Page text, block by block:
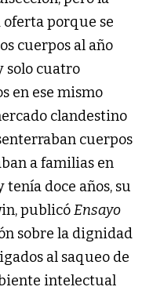
oferta porque se
cuerpos al año
solo cuatro
en ese mismo
clandestino
cuerpos
a familias en
doce años, su
publicóEnsayo
sobre la dignidad
al saqueo de
intelectual